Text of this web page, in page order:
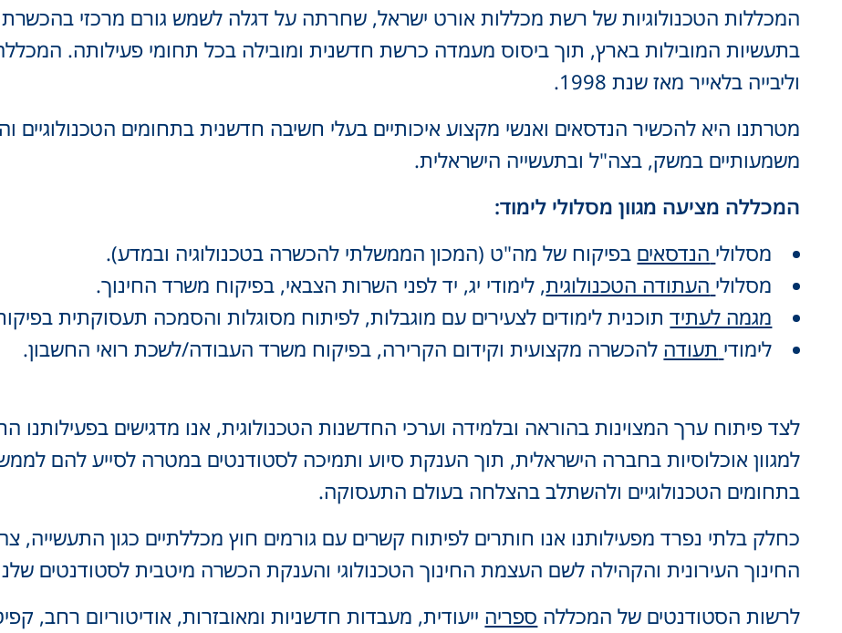
המכללות הטכנולוגיות של רשת מכללות אורט ישראל, שחרתה על דגלה לשמש גורם מרכזי
בתעשיות המובילות בארץ, תוך ביסוס מעמדה כרשת חדשנית ומובילה בכל תחומי פעילותה.
וליבייה בלאייר מאז שנת 1998.
מטרתנו היא להכשיר הנדסאים ואנשי מקצוע איכותיים בעלי חשיבה חדשנית בתחומים הטכנולוגיים
משמעותיים במשק, בצה"ל ובתעשייה הישראלית.
המכללה מציעה מגוון מסלולי לימוד:
מסלולי הנדסאים בפיקוח של מה"ט (המכון הממשלתי להכשרה בטכנולוגיה ובמדע).
מסלולי העתודה הטכנולוגית, לימודי יג, יד לפני השרות הצבאי, בפיקוח משרד החינוך.
מגמה לעתידתוכנית לימודים לצעירים עם מוגבלות, לפיתוח מסוגלות והסמכה תעסוקתית
לימודי תעודה להכשרה מקצועית וקידום הקרירה, בפיקוח משרד העבודה/לשכת רואי החשבון.
לצד פיתוח ערך המצוינות בהוראה ובלמידה וערכי החדשנות הטכנולוגית, אנו מדגישים
למגוון אוכלוסיות בחברה הישראלית, תוך הענקת סיוע ותמיכה לסטודנטים במטרה לסייע להם
בתחומים הטכנולוגיים ולהשתלב בהצלחה בעולם התעסוקה.
כחלק בלתי נפרד מפעילותנו אנו חותרים לפיתוח קשרים עם גורמים חוץ מכללתיים כגון התעשייה,
החינוך העירונית והקהילה לשם העצמת החינוך הטכנולוגי והענקת הכשרה מיטבית לסטודנטים
לרשות הסטודנטים של המכללה ספריה ייעודית, מעבדות חדשניות ומאובזרות, אודיטוריום רחב,